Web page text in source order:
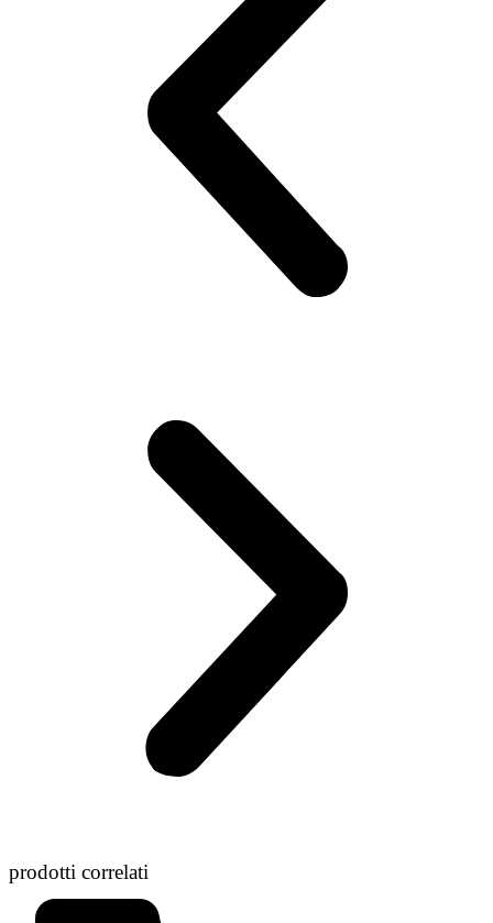
prodotti correlati